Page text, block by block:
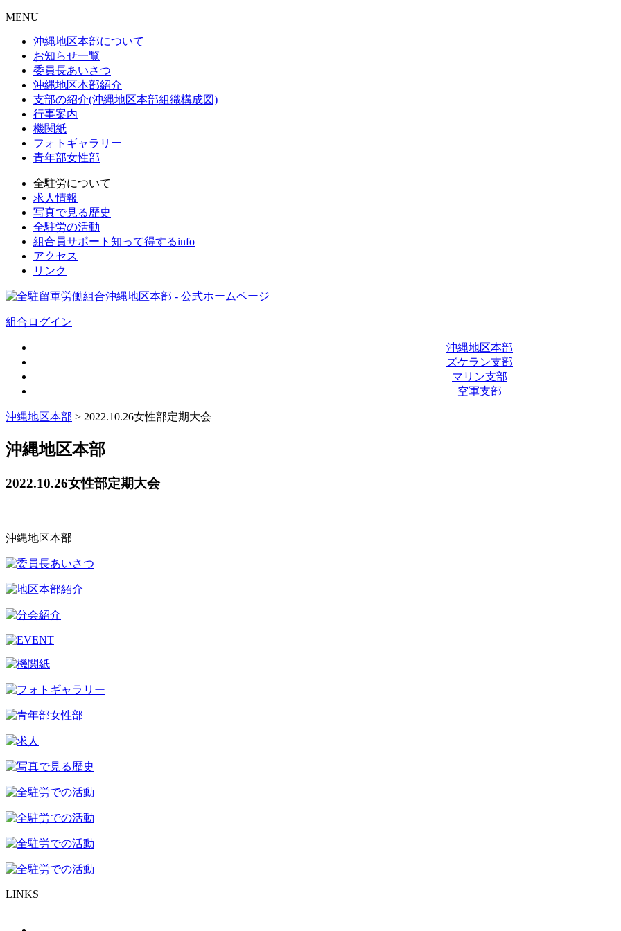
MENU
沖縄地区本部について
お知らせ一覧
委員長あいさつ
沖縄地区本部紹介
支部の紹介(沖縄地区本部組織構成図)
行事案内
機関紙
フォトギャラリー
青年部女性部
全駐労について
求人情報
写真で見る歴史
全駐労の活動
組合員サポート知って得するinfo
アクセス
リンク
組合ログイン
沖縄地区本部
ズケラン支部
マリン支部
空軍支部
沖縄地区本部 > 2022.10.26女性部定期大会
沖縄地区本部
2022.10.26女性部定期大会
沖縄地区本部
LINKS